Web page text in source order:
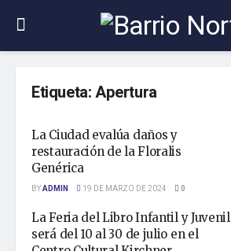
Etiqueta:Apertura
La Ciudad evalúa daños y
restauración de la Floralis
Genérica
BYADMIN 19 DE MARZO DE 2024 0
La Feria del Libro Infantil y Juvenil
será del 10 al 30 de julio en el